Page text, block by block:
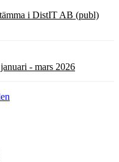
i DistIT AB (publ)
- mars 2026